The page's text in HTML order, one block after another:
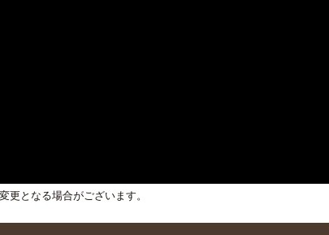
となる場合がございます。